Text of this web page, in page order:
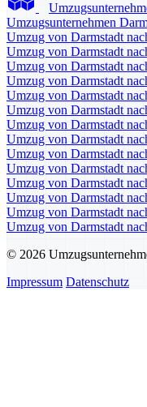
Umzugsunternehmen
Umzug von Darmstadt
Umzug von Darmstadt
Umzug von Darmstadt
Umzug von Darmstadt
Umzug von Darmstadt
Umzug von Darmstadt
Umzug von Darmstadt
Umzug von Darmstadt
Umzug von Darmstadt
Umzug von Darmstadt
Umzug von Darmstadt
Umzug von Darmstadt
Umzug von Darmstadt
Umzug von Darmstadt
© 2026
Impressum Datenschutz